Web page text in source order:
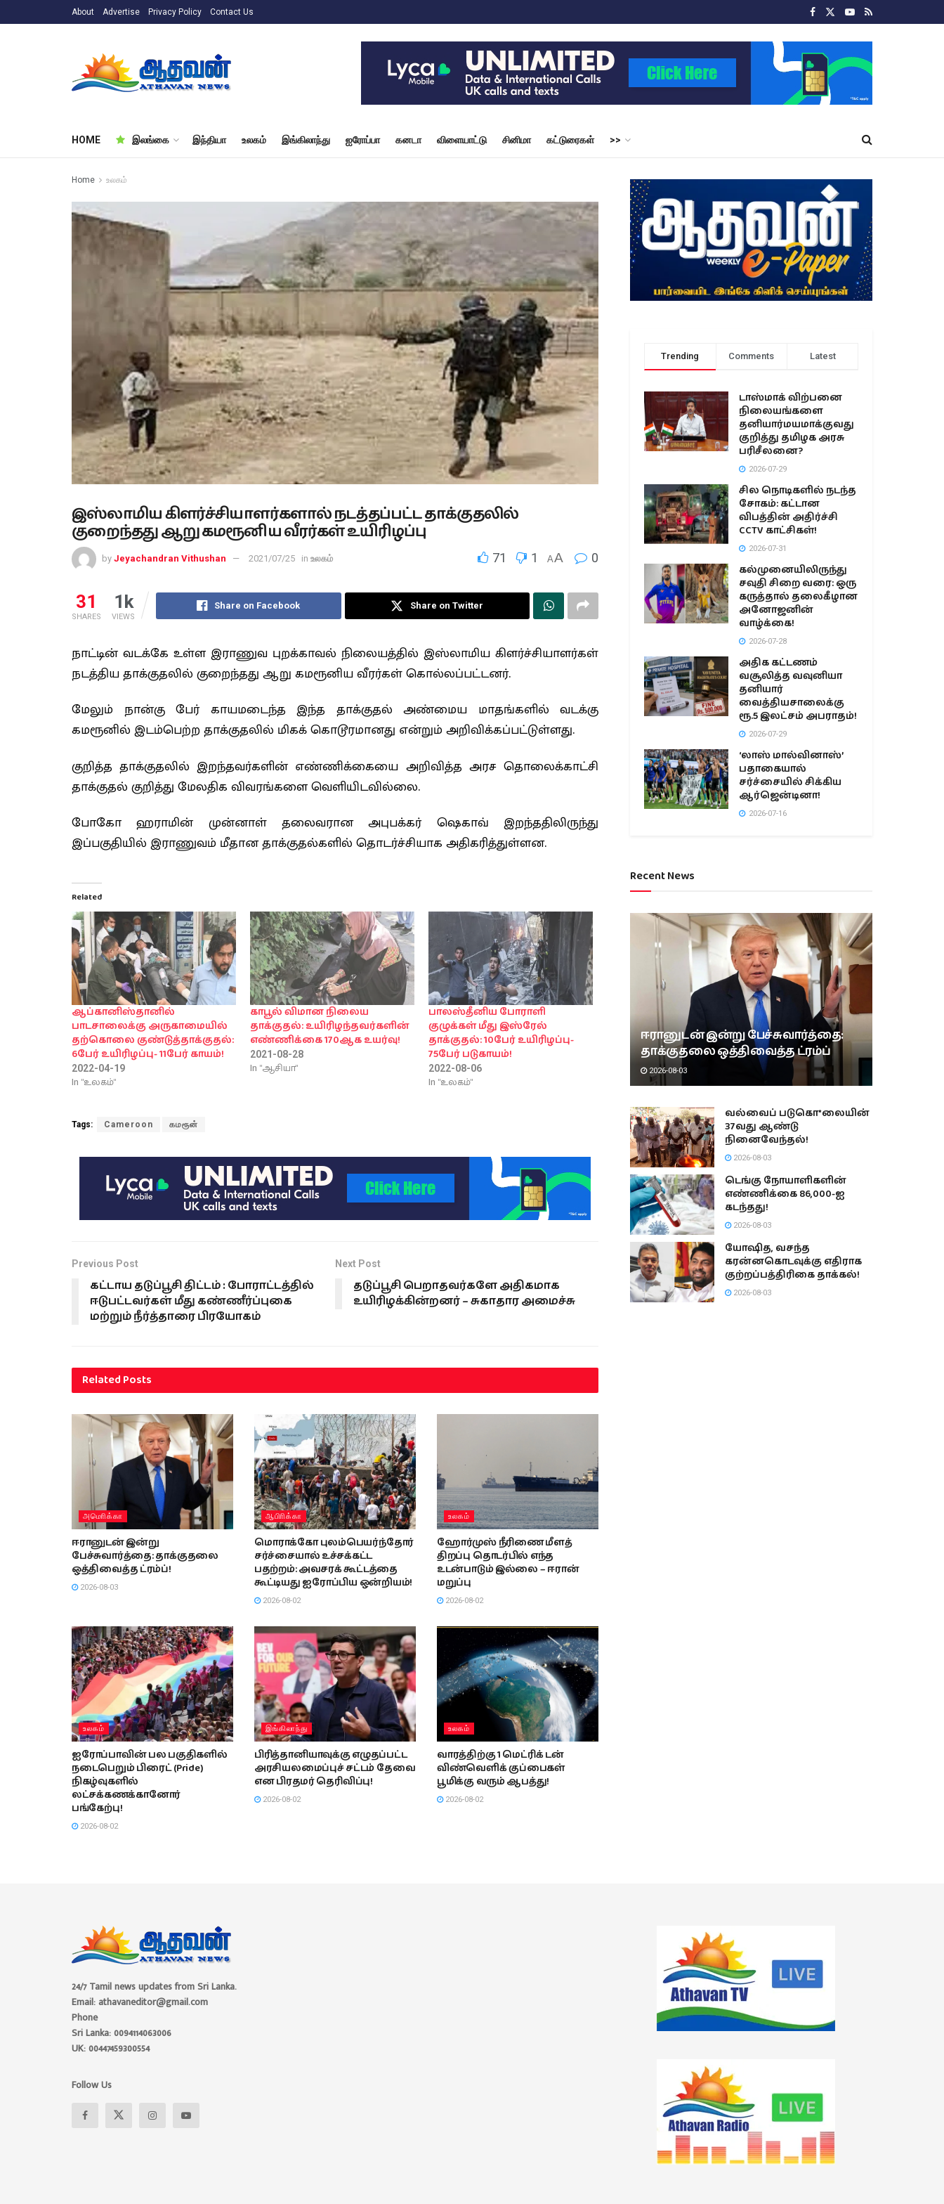
About Advertise Privacy Policy Contact Us
HOME இலங்கை இந்தியா உலகம் இங்கிலாந்து ஐரோப்பா கனடா விளையாட்டு சினிமா கட்டுரைகள் >>
Home உலகம்
இஸ்லாமிய கிளர்ச்சியாளர்களால் நடத்தப்பட்ட தாக்குதலில்
குறைந்தது ஆறு கமரூனிய வீரர்கள் உயிரிழப்பு
by Jeyachandran Vithushan 2021/07/25 in உலகம் 71 1 AA 0
31
SHARES
1k
VIEWS
Share on Facebook Share on Twitter
நாட்டின் வடக்கே உள்ள இராணுவ புறக்காவல் நிலையத்தில் இஸ்லாமிய கிளர்ச்சியாளர்கள்
நடத்திய தாக்குதலில் குறைந்தது ஆறு கமரூனிய வீரர்கள் கொல்லப்பட்டனர்.
மேலும் நான்கு பேர் காயமடைந்த இந்த தாக்குதல் அண்மைய மாதங்களில் வடக்கு
கமரூனில் இடம்பெற்ற தாக்குதலில் மிகக் கொடூரமானது என்றும் அறிவிக்கப்பட்டுள்ளது.
குறித்த தாக்குதலில் இறந்தவர்களின் எண்ணிக்கையை அறிவித்த அரச தொலைக்காட்சி
தாக்குதல் குறித்து மேலதிக விவரங்களை வெளியிடவில்லை.
போகோ ஹராமின் முன்னாள் தலைவரான அபுபக்கர் ஷெகாவ் இறந்ததிலிருந்து
இப்பகுதியில் இராணுவம் மீதான தாக்குதல்களில் தொடர்ச்சியாக அதிகரித்துள்ளன.
Related
ஆப்கானிஸ்தானில்
பாடசாலைக்கு அருகாமையில்
தற்கொலை குண்டுத்தாக்குதல்:
6பேர் உயிரிழப்பு- 11பேர் காயம்!
2022-04-19
In "உலகம்"
காபூல் விமான நிலைய
தாக்குதல்: உயிரிழந்தவர்களின்
எண்ணிக்கை 170ஆக உயர்வு!
2021-08-28
In "ஆசியா"
பாலஸ்தீனிய போராளி
குழுக்கள் மீது இஸ்ரேல்
தாக்குதல்: 10பேர் உயிரிழப்பு-
75பேர் படுகாயம்!
2022-08-06
In "உலகம்"
Tags: Cameroon கமரூன்
Previous Post
கட்டாய தடுப்பூசி திட்டம் : போராட்டத்தில்
ஈடுபட்டவர்கள் மீது கண்ணீர்ப்புகை
மற்றும் நீர்த்தாரை பிரயோகம்
Next Post
தடுப்பூசி பெறாதவர்களே அதிகமாக
உயிரிழக்கின்றனர் – சுகாதார அமைச்சு
RelatedPosts
அமொிக்கா
ஈரானுடன் இன்று
பேச்சுவார்த்தை: தாக்குதலை
ஒத்திவைத்த ட்ரம்ப்!
2026-08-03
ஆபிாிக்கா
மொராக்கோ புலம்பெயர்ந்தோர்
சர்ச்சையால் உச்சக்கட்ட
பதற்றம்: அவசரக் கூட்டத்தை
கூட்டியது ஐரோப்பிய ஒன்றியம்!
2026-08-02
உலகம்
ஹோர்முஸ் நீரிணை மீளத்
திறப்பு தொடர்பில் எந்த
உடன்பாடும் இல்லை – ஈரான்
மறுப்பு
2026-08-02
உலகம்
ஐரோப்பாவின் பல பகுதிகளில்
நடைபெறும் பிரைட் (Pride)
நிகழ்வுகளில்
லட்சக்கணக்கானோர்
பங்கேற்பு!
2026-08-02
இங்கிலாந்து
பிரித்தானியாவுக்கு எழுதப்பட்ட
அரசியலமைப்புச் சட்டம் தேவை
என பிரதமர் தெரிவிப்பு!
2026-08-02
உலகம்
வாரத்திற்கு 1 மெட்ரிக் டன்
விண்வெளிக் குப்பைகள்
பூமிக்கு வரும் ஆபத்து!
2026-08-02
Trending Comments Latest
டாஸ்மாக் விற்பனை
நிலையங்களை
தனியார்மயமாக்குவது
குறித்து தமிழக அரசு
பரிசீலனை?
2026-07-29
சில நொடிகளில் நடந்த
சோகம்: கட்டான
விபத்தின் அதிர்ச்சி
CCTV காட்சிகள்!
2026-07-31
கல்முனையிலிருந்து
சவுதி சிறை வரை: ஒரு
கருத்தால் தலைகீழான
அனோஜனின்
வாழ்க்கை!
2026-07-28
அதிக கட்டணம்
வசூலித்த வவுனியா
தனியார்
வைத்தியசாலைக்கு
ரூ.5 இலட்சம் அபராதம்!
2026-07-29
‘லாஸ் மால்வினாஸ்’
பதாகையால்
சர்ச்சையில் சிக்கிய
ஆர்ஜென்டினா!
2026-07-16
Recent News
ஈரானுடன் இன்று பேச்சுவார்த்தை:
தாக்குதலை ஒத்திவைத்த ட்ரம்ப்
2026-08-03
வல்வைப் படுகொ*லையின்
37வது ஆண்டு
நினைவேந்தல்!
2026-08-03
டெங்கு நோயாளிகளின்
எண்ணிக்கை 86,000-ஐ
கடந்தது!
2026-08-03
யோஷித, வசந்த
கரன்னகொடவுக்கு எதிராக
குற்றப்பத்திரிகை தாக்கல்!
2026-08-03
24/7 Tamil news updates from Sri Lanka.
Email: athavaneditor@gmail.com
Phone
Sri Lanka: 0094114063006
UK: 00447459300554
Follow Us